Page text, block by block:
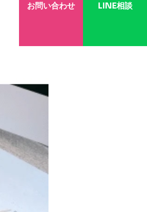
お問い合わせ LINE相談